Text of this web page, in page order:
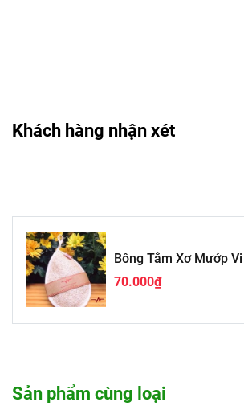
tròn hoặc dọc để loại bỏ bụi bẩn và tế
Gợi ý dùng sản phẩm
Bông tắm xơ mướp thích hợp cho mọi
phẩm an toàn, thân thiện môi trường.
Khách hàng nhận xét
Bông Tắm Xơ Mướp
70.000₫
Sản phẩm cùng loại